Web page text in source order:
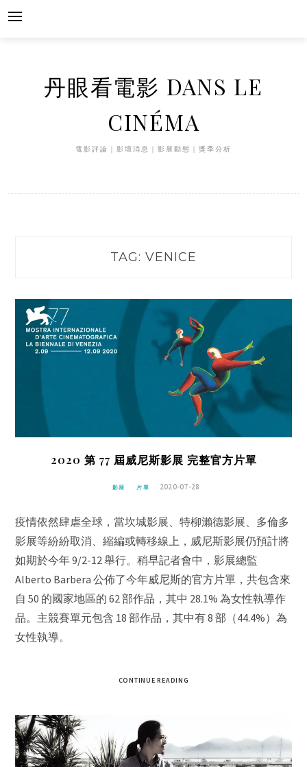
Skip
丹眼看電影 DANS LE
CINÉMA
電影評論｜影壇消息｜影展動態｜獎季分析
TAG: VENICE
2020 第 77 屆威尼斯影展 完整官方片單
影展 片單 2020-07-28
疫情依然肆虐全球，當坎城影展、特柳瀨德影展、多倫多
影展等紛紛取消、縮編或轉移線上，威尼斯影展仍預計將
如期於今年 9/2-12 舉行。稍早記者會中，影展總監
Alberto Barbera 公佈了今年威尼斯的官方片單，共包含來
自 50 的國家地區的 62 部作品，其中 28.1% 為女性執導作
品。主競賽單元包含 18 部作品，其中有 8 部（44.4%）為
女性執導。
CONTINUE READING